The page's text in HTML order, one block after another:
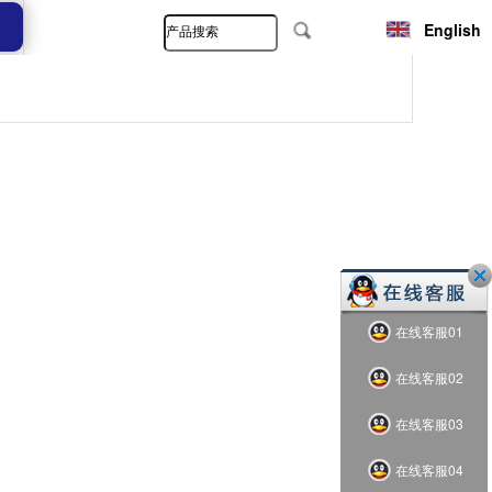
English
在线客服01
在线客服02
在线客服03
在线客服04